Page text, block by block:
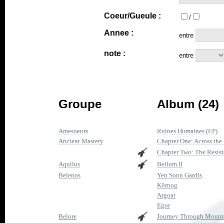
Coeur/Gueule : /
Annee : entre
note : entre
Groupe Album (24)
Amesoeurs
Ruines Humaines (EP)
Ancient Mastery
Chapter One: Across
Chapter Two: The
Aquilus
Bellum II
Belenos
Yen Sonn Gardis
Kôrnog
Argoat
Egor
Belore
Journey Through